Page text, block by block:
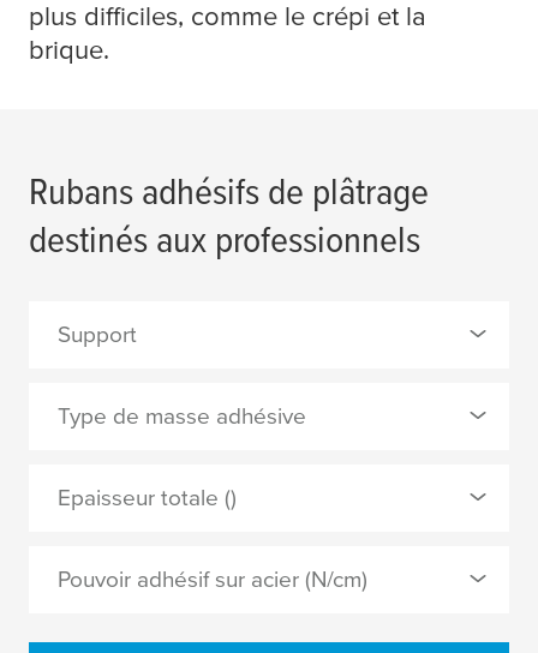
plus difficiles, comme le crépi et la
brique.
Rubans adhésifs de plâtrage
destinés aux professionnels
Support
0 Selected
PE
Type de masse adhésive
0 Selected
acrylique
Epaisseur totale ()
Pouvoir adhésif sur acier (N/cm)